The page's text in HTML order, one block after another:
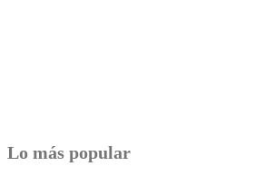
Lo más popular